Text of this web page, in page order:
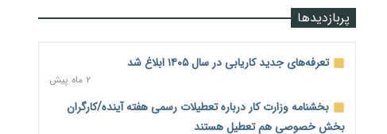
رشد ۷۵ هزار میلیاردی بازار خرید اعتباری؛ فین‌تک‌ها وارد میدان
۲۰ ساعت پیش
آغاز اجرای پایلوت «ردا کارت» برای دانشجویان تحصیلات تکمیلی
پربازدیدها
تعرفه‌های جدید کاریابی در سال ۱۴۰۵ ابلاغ شد
۲ ماه پیش
بخشنامه وزارت کار درباره تعطیلات رسمی هفته آینده/کارگران
بخش خصوصی هم تعطیل هستند